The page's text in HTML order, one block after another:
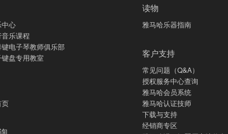
心
乐课程
电子琴教师俱乐部
盘专用教室
页
读物
雅马哈乐器指南
客户支持
常见问题（Q&A）
授权服务中心查询
雅马哈会员系统
雅马哈认证技师
下载与支持
经销商专区